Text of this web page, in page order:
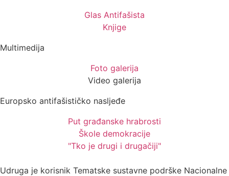
Glas Antifašista
Knjige
Multimedija
Foto galerija
Video galerija
Europsko antifašističko nasljeđe
Put građanske hrabrosti
Škole demokracije
"Tko je drugi i drugačiji"
Udruga je korisnik Tematske sustavne podrške Nacionalne